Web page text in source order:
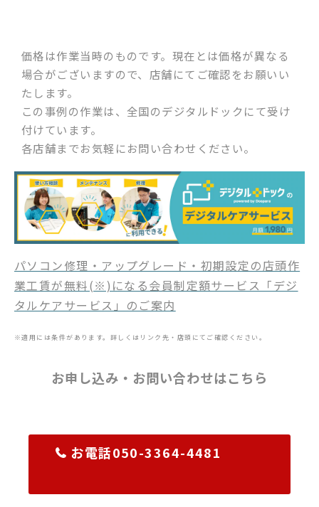
価格は作業当時のものです。現在とは価格が異なる
場合がございますので、店舗にてご確認をお願いい
たします。
この事例の作業は、全国のデジタルドックにて受け
付けています。
各店舗までお気軽にお問い合わせください。
パソコン修理・アップグレード・初期設定の店頭作
業工賃が無料(※)になる会員制定額サービス「デジ
タルケアサービス」のご案内
※適用には条件があります。詳しくはリンク先・店頭にてご確認ください。
お申し込み・お問い合わせはこちら
お電話050-3364-4481